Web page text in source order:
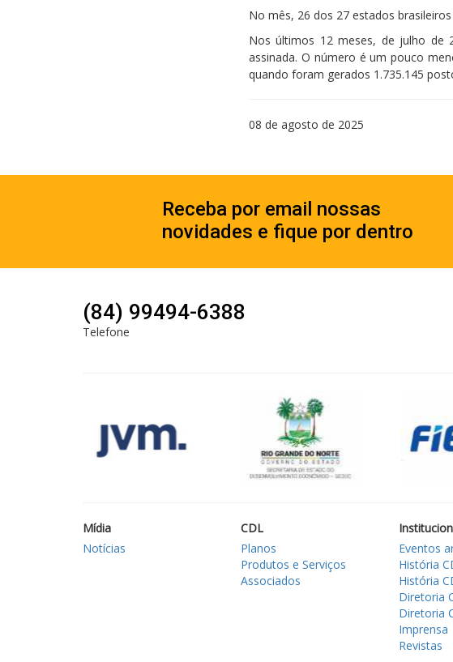
No mês, 26 dos 27 estados
Nos últimos 12 meses, de julho de
assinada. O número é um pouco
quando foram gerados 1.735.145
08 de agosto de 2025
Receba por email nossas
novidades e fique por dentro
(84) 99494-6388
Telefone
Mídia
Notícias
CDL
Planos
Produtos e Serviços
Associados
Eventos
História
História
Diretoria
Diretoria
Imprensa
Revistas